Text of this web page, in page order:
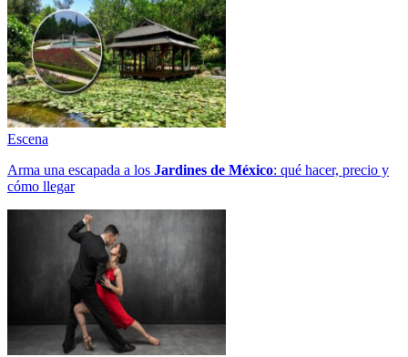
Escena
Arma una escapada a los Jardines de México: qué hacer, precio y
cómo llegar